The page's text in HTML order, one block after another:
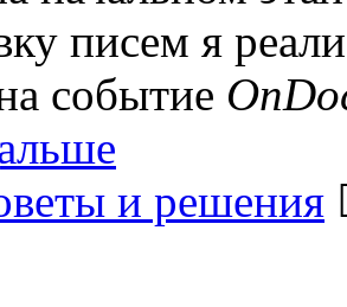
писем я
событие
и решения